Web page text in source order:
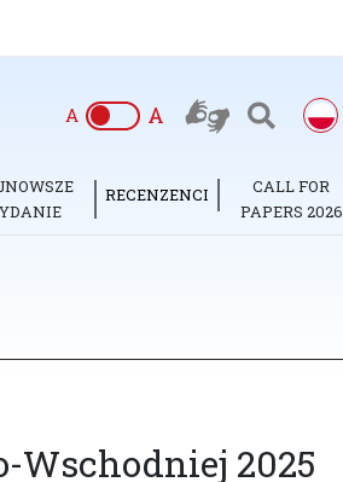
A A
RECENZENCI
CALL FOR
PAPERS 2026
2025